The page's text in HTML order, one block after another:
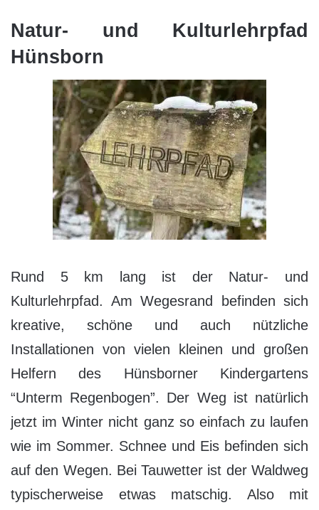
Natur- und Kulturlehrpfad
Hünsborn
Rund 5 km lang ist der Natur- und
Kulturlehrpfad. Am Wegesrand befinden sich
kreative, schöne und auch nützliche
Installationen von vielen kleinen und großen
Helfern des Hünsborner Kindergartens
“Unterm Regenbogen”. Der Weg ist natürlich
jetzt im Winter nicht ganz so einfach zu laufen
wie im Sommer. Schnee und Eis befinden sich
auf den Wegen. Bei Tauwetter ist der Waldweg
typischerweise etwas matschig. Also mit